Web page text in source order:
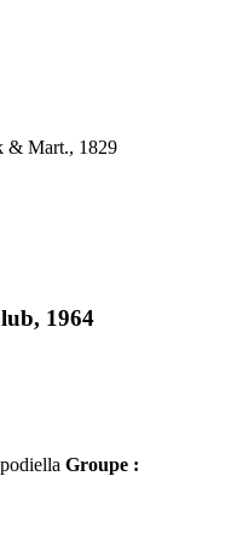
& Mart., 1829
1964
Groupe :